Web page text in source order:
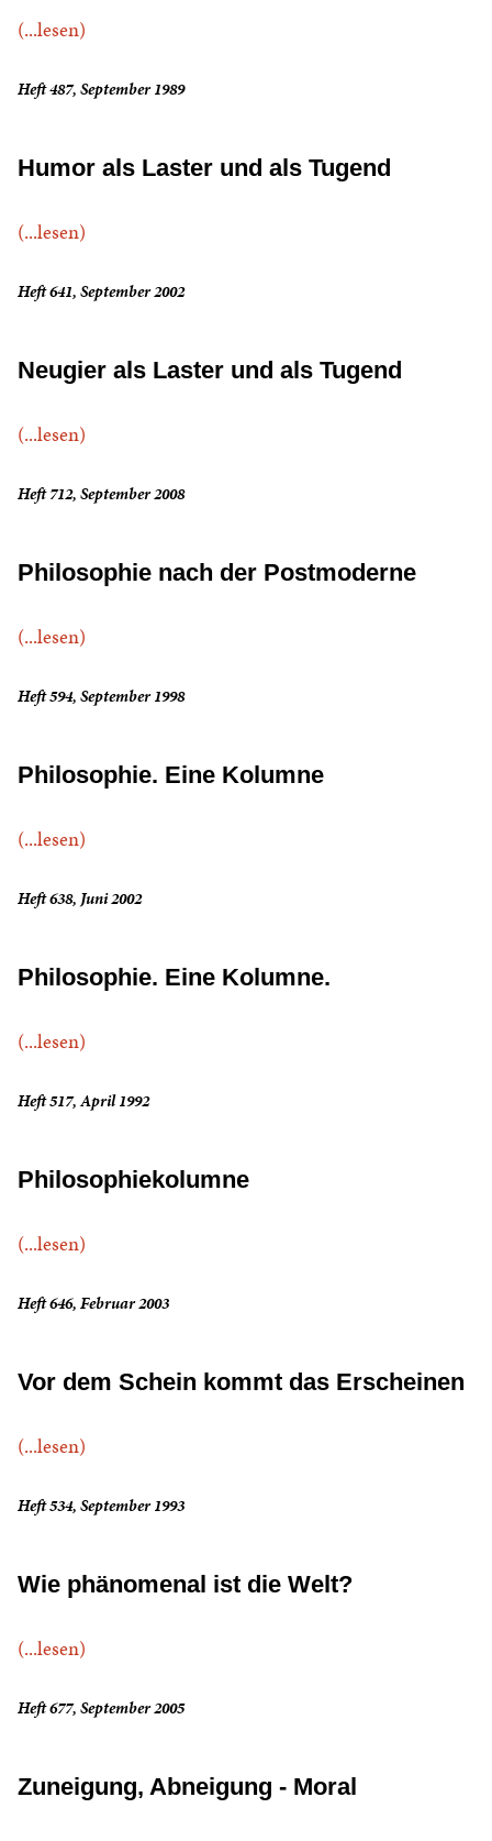
(...lesen)
Heft 487, September 1989
Humor als Laster und als Tugend
(...lesen)
Heft 641, September 2002
Neugier als Laster und als Tugend
(...lesen)
Heft 712, September 2008
Philosophie nach der Postmoderne
(...lesen)
Heft 594, September 1998
Philosophie. Eine Kolumne
(...lesen)
Heft 638, Juni 2002
Philosophie. Eine Kolumne.
(...lesen)
Heft 517, April 1992
Philosophiekolumne
(...lesen)
Heft 646, Februar 2003
Vor dem Schein kommt das Erscheinen
(...lesen)
Heft 534, September 1993
Wie phänomenal ist die Welt?
(...lesen)
Heft 677, September 2005
Zuneigung, Abneigung - Moral